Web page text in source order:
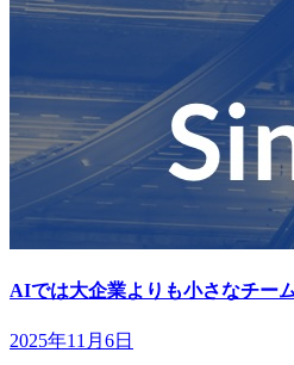
AIでは大企業よりも小さなチー
2025年11月6日